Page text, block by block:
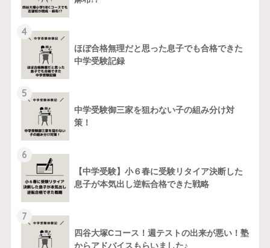
4
ほぼ合格無理だと思った息子でも合格できた
中学受験記録
5
中学受験御三家を狙わない子の組み分け対
策！
6
【中学受験】小６春に受験リタイア決断した
息子が本気出し逆転合格できた戦略
7
四谷大塚Cコース！週テストの出来が悪い！塾
からアドバイスもらいました♪